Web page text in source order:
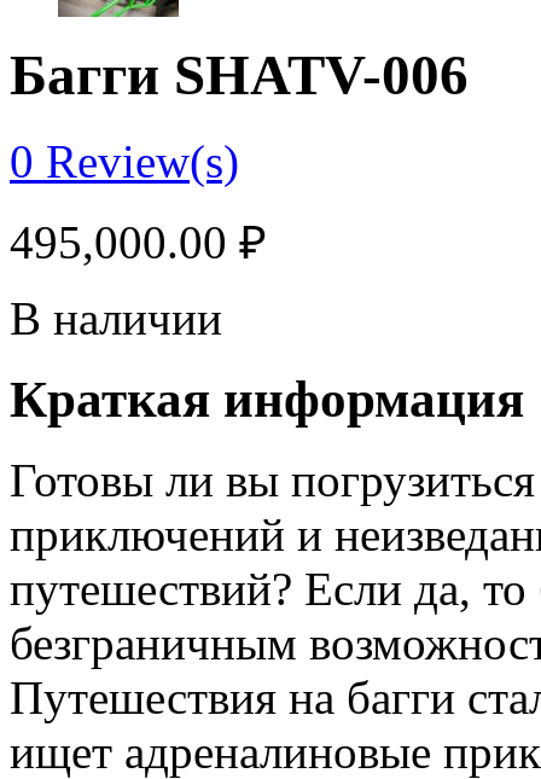
Багги SHATV-006
0 Review(s)
495,000.00 ₽
В наличии
Краткая информация
Готовы ли вы
приключений и
путешествий? Если да,
безграничным
Путешествия на багги
ищет адреналиновые